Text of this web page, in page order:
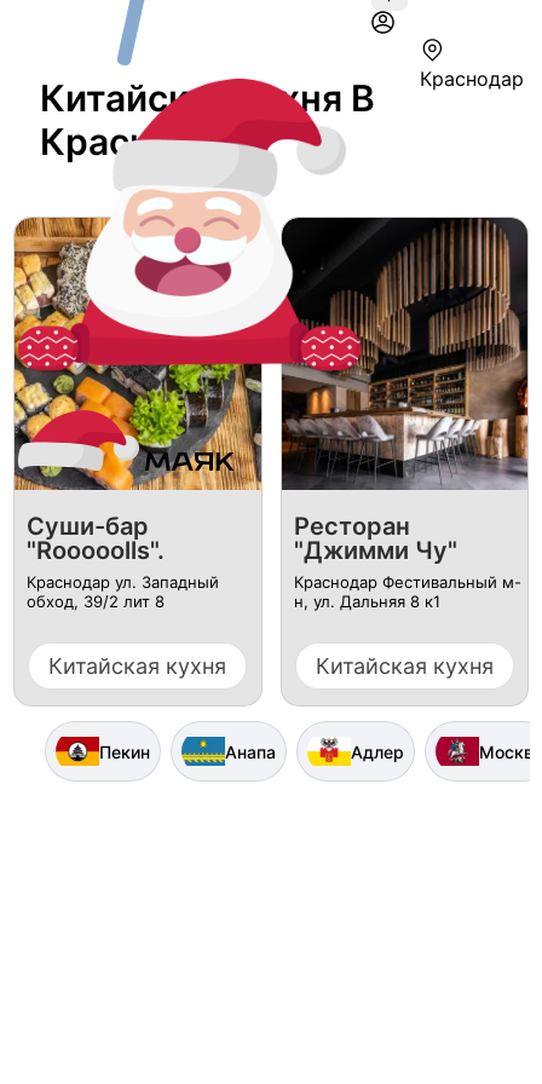
Краснодар
Китайская кухня В
Краснодаре
Суши-бар
"Rooooolls".
Краснодар ул. ​Западный
обход, 39/2 лит 8
Китайская кухня
Ресторан
"Джимми Чу"
Краснодар Фестивальный м-
н, ул. Дальняя 8 к1
Китайская кухня
Пекин Анапа Адлер Москва